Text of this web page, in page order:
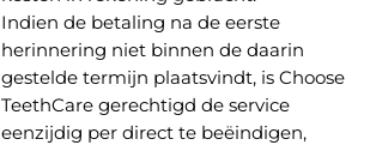
Indien de betaling na de eerste
herinnering niet binnen de daarin
gestelde termijn plaatsvindt, is Choose
TeethCare gerechtigd de service
eenzijdig per direct te beëindigen,